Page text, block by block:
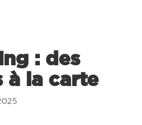
: des
à la carte